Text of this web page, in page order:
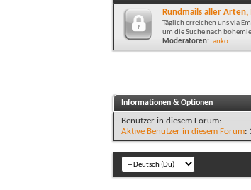
Rundmails aller Arten,
Täglich erreichen uns via
um die Suche nach
Moderatoren: anko
Informationen & Optionen
Benutzer in diesem Forum:
Aktive Benutzer in diesem Forum: